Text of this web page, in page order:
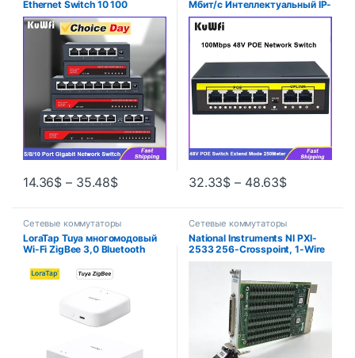
Ethernet Switch 10 100
1000Mbps Network Switch
Fast RJ45 LAN Hub Desktop
Switch для Office Home No PoE
14.36$ – 35.48$
Мбит/с Интеллектуальный IP-
переключатель 4/8 портов
POE Стандартный
коммутатор RJ45 Удлинитель
250 метров для IP-камеры/
беспроводной точки
доступа/CCTV
32.33$ – 48.63$
Сетевые коммутаторы
LoraTap Tuya многомодовый
Wi-Fi ZigBee 3,0 Bluetooth
концентратор мост
беспроводной и проводной
умный жизнь приложение
дистанционное управление
Сетевые коммутаторы
National Instruments NI PXI-
2533 256-Crosspoint, 1-Wire